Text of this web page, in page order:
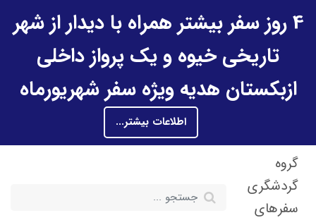
4 روز سفر بیشتر همراه با دیدار از شهر
تاریخی خیوه و یک پرواز داخلی
ازبکستان هدیه ویژه سفر شهریورماه
اطلاعات بیشتر...
گروه
گردشگری
سفرهای